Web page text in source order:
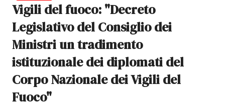
Vigili del fuoco: "Decreto
Legislativo del Consiglio dei
Ministri un tradimento
istituzionale dei diplomati del
Corpo Nazionale dei Vigili del
Fuoco"